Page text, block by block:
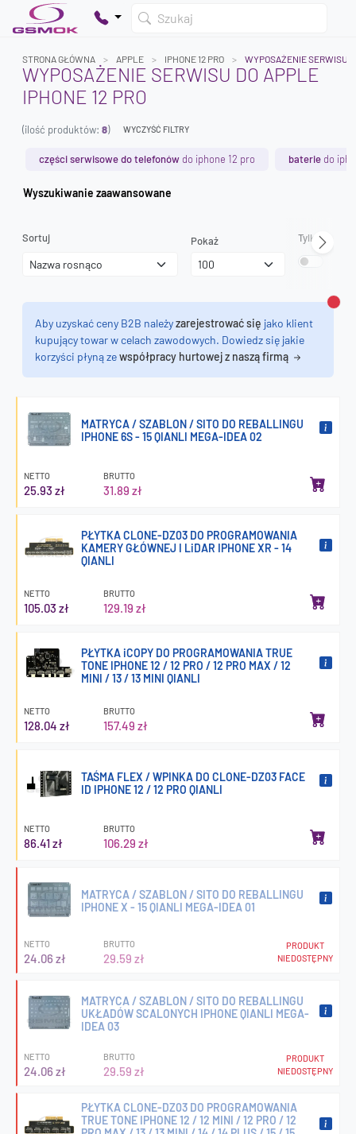
Szukaj
Dodaj produkty, aby kontynuować.
STRONA GŁÓWNA APPLE IPHONE 12 PRO WYPOSAŻENIE SERWISU
WYPOSAŻENIE SERWISU DO APPLE
IPHONE 12 PRO
(ilość produktów: 8) WYCZYŚĆ FILTRY
części serwisowe do telefonów do iphone 12 pro baterie do
Wyszukiwanie zaawansowane
Sortuj Pokaż Tylko
Aby uzyskać ceny B2B należyzarejestrować się jako klient
kupujący towar w celach zawodowych. Dowiedz się jakie
korzyści płyną zewspółpracy hurtowej z naszą firmą
MATRYCA / SZABLON / SITO DO REBALLINGU
IPHONE 6S - 15 QIANLI MEGA-IDEA 02
NETTO
25.93 zł
BRUTTO
31.89 zł
PŁYTKA CLONE-DZ03 DO PROGRAMOWANIA
KAMERY GŁÓWNEJ I LiDAR IPHONE XR - 14
QIANLI
NETTO
105.03 zł
BRUTTO
129.19 zł
PŁYTKA iCOPY DO PROGRAMOWANIA TRUE
TONE IPHONE 12 / 12 PRO / 12 PRO MAX / 12
MINI / 13 / 13 MINI QIANLI
NETTO
128.04 zł
BRUTTO
157.49 zł
TAŚMA FLEX / WPINKA DO CLONE-DZ03 FACE
ID IPHONE 12 / 12 PRO QIANLI
NETTO
86.41 zł
BRUTTO
106.29 zł
MATRYCA / SZABLON / SITO DO REBALLINGU
IPHONE X - 15 QIANLI MEGA-IDEA 01
NETTO
24.06 zł
BRUTTO
29.59 zł
PRODUKT
NIEDOSTĘPNY
MATRYCA / SZABLON / SITO DO REBALLINGU
UKŁADÓW SCALONYCH IPHONE QIANLI MEGA-
IDEA 03
NETTO
24.06 zł
BRUTTO
29.59 zł
PRODUKT
NIEDOSTĘPNY
PŁYTKA CLONE-DZ03 DO PROGRAMOWANIA
TRUE TONE IPHONE 12 / 12 MINI / 12 PRO / 12